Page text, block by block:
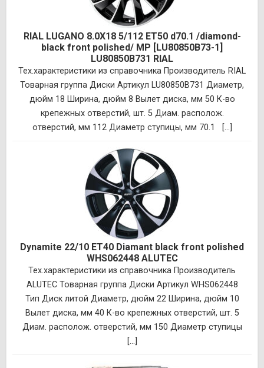
RIAL LUGANO 8.0X18 5/112 ET50 d70.1 /diamond-
black front polished/ MP [LU80850B73-1]
LU80850B731 RIAL
Тех.характеристики из справочника Производитель RIAL
Товарная группа Диски Артикул LU80850B731 Диаметр,
дюйм 18 Ширина, дюйм 8 Вылет диска, мм 50 К-во
крепежных отверстий, шт. 5 Диам. располож.
отверстий, мм 112 Диаметр ступицы, мм 70.1 [...]
Dynamite 22/10 ET40 Diamant black front polished
WHS062448 ALUTEC
Тех.характеристики из справочника Производитель
ALUTEC Товарная группа Диски Артикул WHS062448
Тип Диск литой Диаметр, дюйм 22 Ширина, дюйм 10
Вылет диска, мм 40 К-во крепежных отверстий, шт. 5
Диам. располож. отверстий, мм 150 Диаметр ступицы
[...]